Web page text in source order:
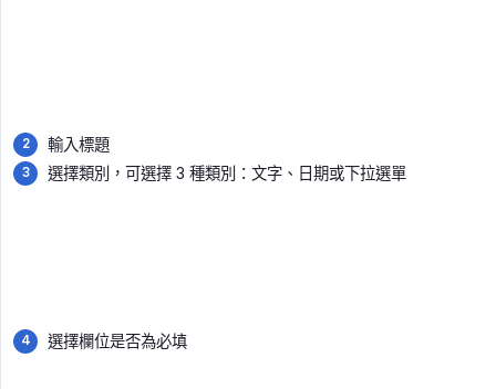
輸入標題
選擇類別，可選擇 3 種類別：文字、日期或下拉選單
選擇欄位是否為必填